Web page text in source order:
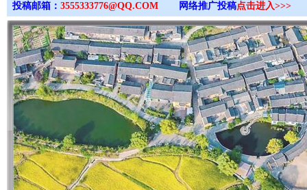
投稿邮箱： 3555333776@QQ.COM 网络推广投稿点击进入>>>